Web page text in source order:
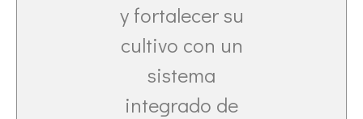
y fortalecer su
cultivo con un
sistema
integrado de